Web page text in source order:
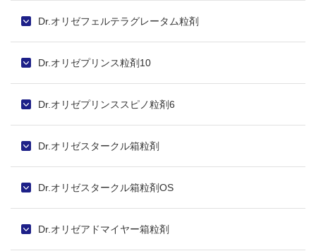
Dr.オリゼフェルテラグレータム粒剤
Dr.オリゼプリンス粒剤10
Dr.オリゼプリンススピノ粒剤6
Dr.オリゼスタークル箱粒剤
Dr.オリゼスタークル箱粒剤OS
Dr.オリゼアドマイヤー箱粒剤